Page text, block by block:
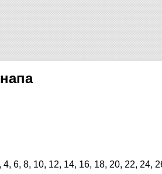
6, 8, 10, 12, 14, 16, 18, 20, 22, 24,